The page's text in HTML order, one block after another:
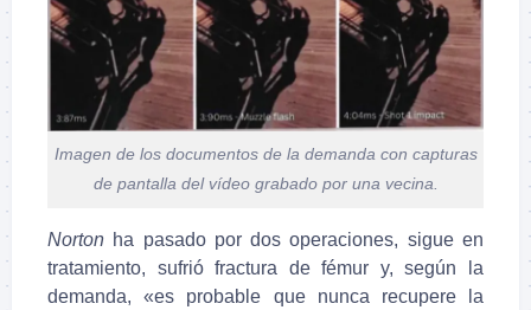
Imagen de los documentos de la demanda con capturas
de pantalla del vídeo grabado por una vecina.
Norton ha pasado por dos operaciones, sigue en
tratamiento, sufrió fractura de fémur y, según la
demanda, «es probable que nunca recupere la